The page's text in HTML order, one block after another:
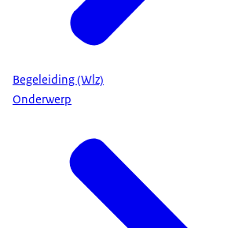
Begeleiding (Wlz)
Onderwerp